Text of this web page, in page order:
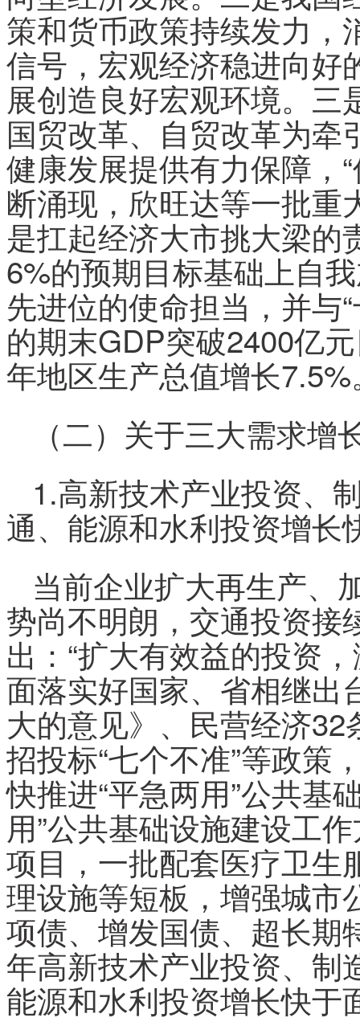
策和货币政策持续发力，
信号，宏观经济稳进向好
展创造良好宏观环境。
国贸改革、自贸改革为
健康发展提供有力保障，
断涌现，欣旺达等一批重
是扛起经济大市挑大梁的
6%的预期目标基础上自
先进位的使命担当，并与
的期末GDP突破2400亿
年地区生产总值增长7.5%
（二）关于三大需求增
1.高新技术产业投资、
通、能源和水利投资增长
当前企业扩大再生产、
势尚不明朗，交通投资接
出：“扩大有效益的投资
面落实好国家、省相继出
大的意见》、民营经济32
招投标“七个不准”等政策
快推进“平急两用”公共基
用”公共基础设施建设工
项目，一批配套医疗卫生
理设施等短板，增强城市
项债、增发国债、超长期
年高新技术产业投资、制
能源和水利投资增长快于